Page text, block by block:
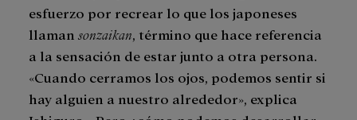
esfuerzo por recrear lo que los japoneses
llaman sonzaikan , término que hace referencia
a la sensación de estar junto a otra persona.
«Cuando cerramos los ojos, podemos sentir si
hay alguien a nuestro alrededor», explica